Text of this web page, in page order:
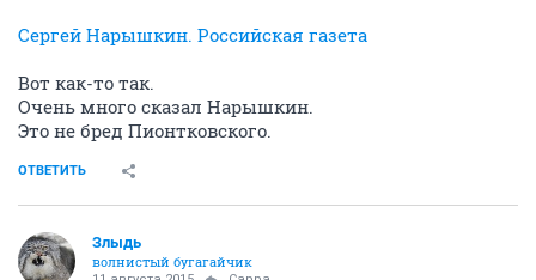
Сергей Нарышкин. Российская газета
Вот как-то так.
Очень много сказал Нарышкин.
Это не бред Пионтковского.
ОТВЕТИТЬ
Злыдь
волнистый бугагайчик